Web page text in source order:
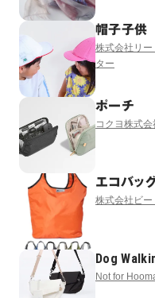
帽子子供
株式会社リー
ター
ポーチ
コクヨ株式会
エコバッ
株式会社ビー
Dog
Not for